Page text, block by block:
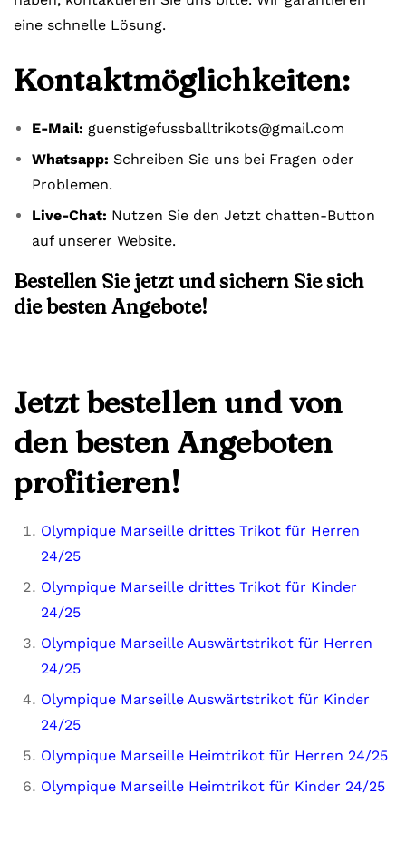
eine schnelle Lösung.
Kontaktmöglichkeiten:
E-Mail: guenstigefussballtrikots@gmail.com
Whatsapp: Schreiben Sie uns bei Fragen oder
Problemen.
Live-Chat: Nutzen Sie den Jetzt chatten-Button
auf unserer Website.
Bestellen Sie jetzt und sichern Sie sich
die besten Angebote!
Jetzt bestellen und von
den besten Angeboten
profitieren!
Olympique Marseille drittes Trikot für Herren
24/25
Olympique Marseille drittes Trikot für Kinder
24/25
Olympique Marseille Auswärtstrikot für Herren
24/25
Olympique Marseille Auswärtstrikot für Kinder
24/25
Olympique Marseille Heimtrikot für Herren 24/25
Olympique Marseille Heimtrikot für Kinder 24/25